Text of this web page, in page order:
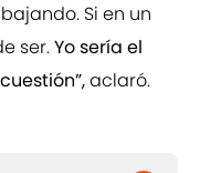
Si en un
ser.Yo sería el
aclaró.